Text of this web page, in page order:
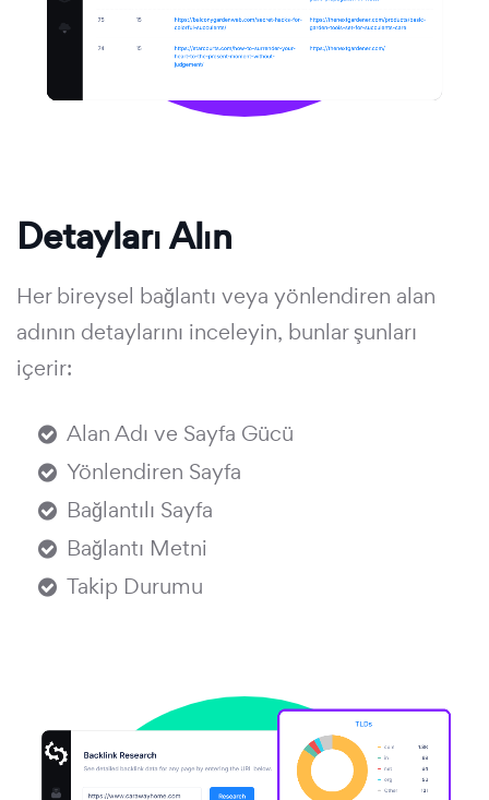
Detayları Alın
Her bireysel bağlantı veya yönlendiren alan
adının detaylarını inceleyin, bunlar şunları
içerir:
Alan Adı ve Sayfa Gücü
Yönlendiren Sayfa
Bağlantılı Sayfa
Bağlantı Metni
Takip Durumu